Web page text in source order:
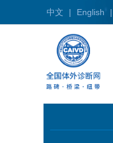
中文 | English